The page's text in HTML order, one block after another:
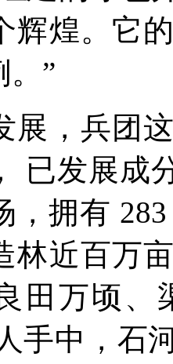
辉煌。它
。”
展，兵团
已发展成
，拥有
林近百万
田万顷、
手中，石